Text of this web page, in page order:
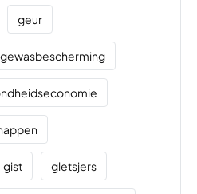
geur
gewasbescherming
gist gletsjers